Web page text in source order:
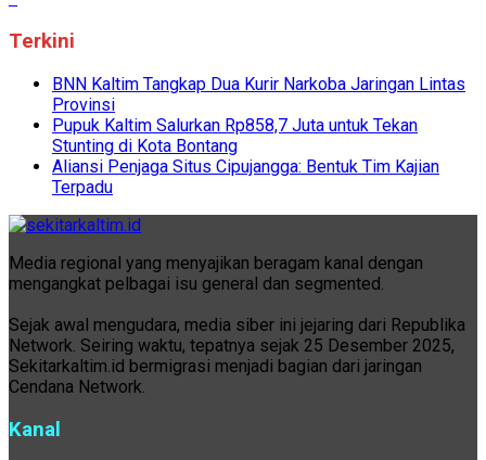
Terkini
BNN Kaltim Tangkap Dua Kurir Narkoba Jaringan Lintas
Provinsi
Pupuk Kaltim Salurkan Rp858,7 Juta untuk Tekan
Stunting di Kota Bontang
Aliansi Penjaga Situs Cipujangga: Bentuk Tim Kajian
Terpadu
Media regional yang menyajikan beragam kanal dengan
mengangkat pelbagai isu general dan segmented.
Sejak awal mengudara, media siber ini jejaring dari Republika
Network. Seiring waktu, tepatnya sejak 25 Desember 2025,
Sekitarkaltim.id bermigrasi menjadi bagian dari jaringan
Cendana Network.
Kanal